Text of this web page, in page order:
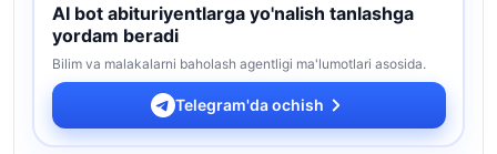
AI bot abituriyentlarga yo'nalish tanlashga
yordam beradi
Bilim va malakalarni baholash agentligi ma'lumotlari asosida.
Telegram'da ochish